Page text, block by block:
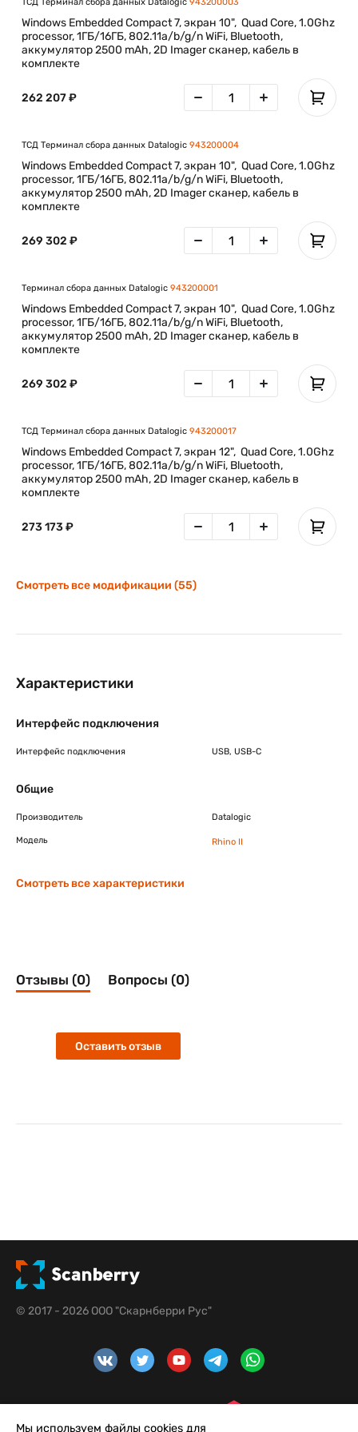
Windows Embedded Compact 7, экран 10", Quad Core, 1.0Ghz
processor, 1ГБ/16ГБ, 802.11a/b/g/n WiFi, Bluetooth,
аккумулятор 2500 mAh, 2D Imager сканер, кабель в
комплекте
262 207 ₽
ТСД Терминал сбора данных Datalogic 943200004
Windows Embedded Compact 7, экран 10", Quad Core, 1.0Ghz
processor, 1ГБ/16ГБ, 802.11a/b/g/n WiFi, Bluetooth,
аккумулятор 2500 mAh, 2D Imager сканер, кабель в
комплекте
269 302 ₽
Терминал сбора данных Datalogic 943200001
Windows Embedded Compact 7, экран 10", Quad Core, 1.0Ghz
processor, 1ГБ/16ГБ, 802.11a/b/g/n WiFi, Bluetooth,
аккумулятор 2500 mAh, 2D Imager сканер, кабель в
комплекте
269 302 ₽
ТСД Терминал сбора данных Datalogic 943200017
Windows Embedded Compact 7, экран 12", Quad Core, 1.0Ghz
processor, 1ГБ/16ГБ, 802.11a/b/g/n WiFi, Bluetooth,
аккумулятор 2500 mAh, 2D Imager сканер, кабель в
комплекте
273 173 ₽
Смотреть все модификации (55)
Характеристики
Интерфейс подключения
Интерфейс подключения USB, USB-C
Общие
Производитель Datalogic
Модель Rhino II
Смотреть все характеристики
Отзывы (0) Вопросы (0)
Оставить отзыв
© 2017 - 2026 ООО "Скарнберри Рус"
Мы используем файлы cookies для